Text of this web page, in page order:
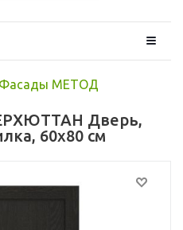
Фасады МЕТОД
Дверь,
60x80 см